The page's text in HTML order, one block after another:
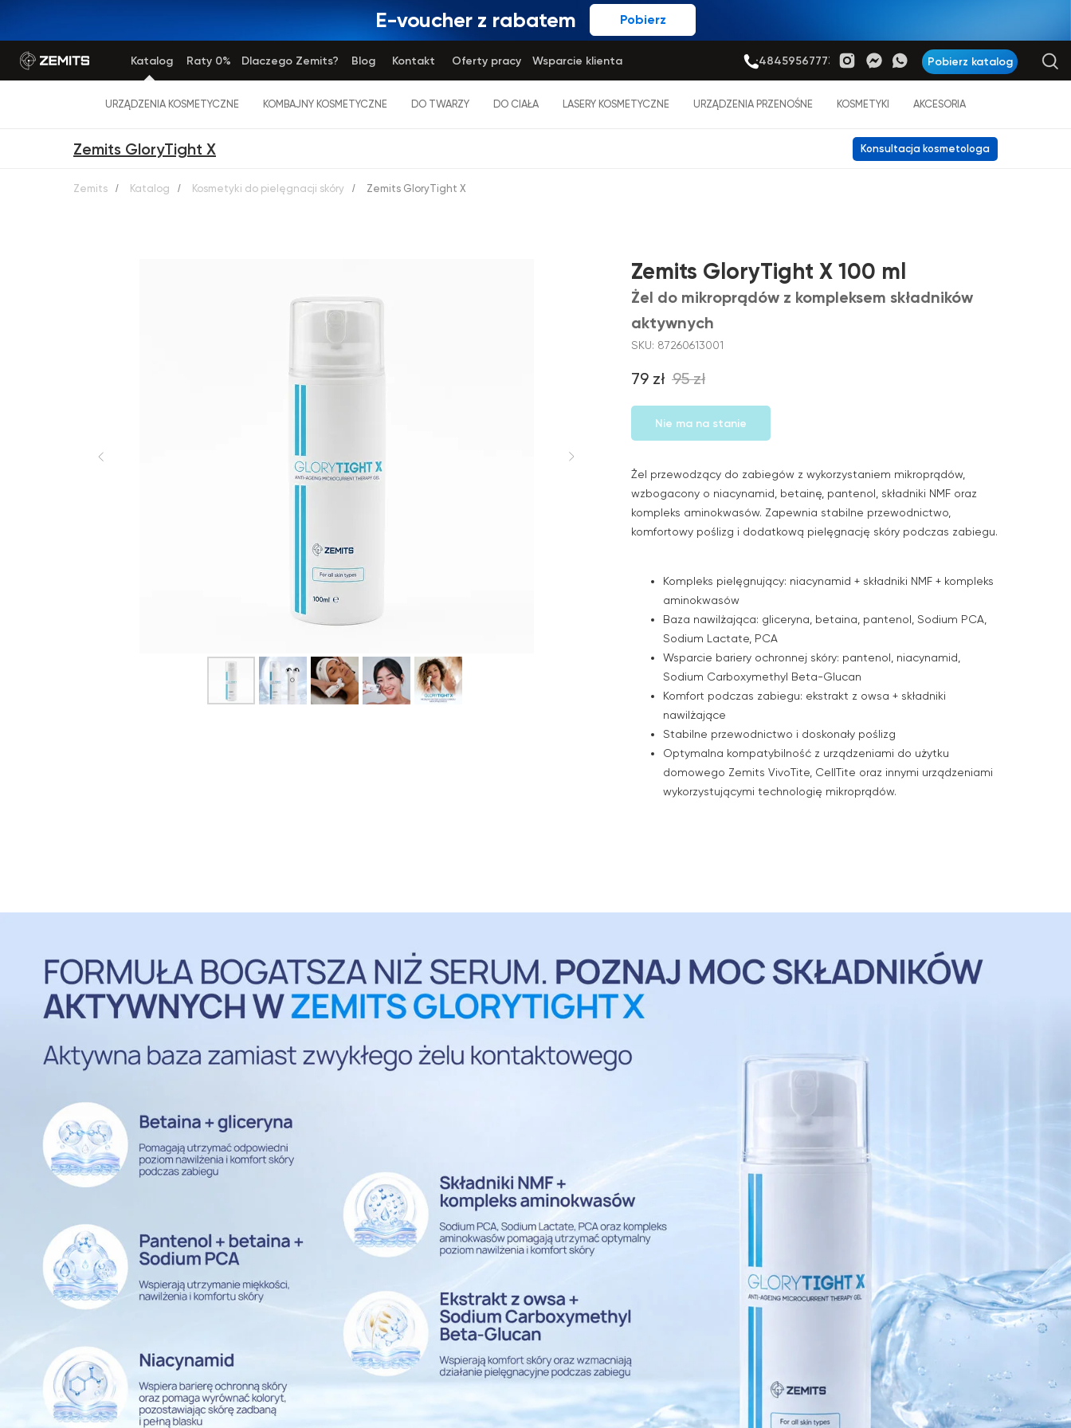
Pobierz
E-voucher z rabatem
Pobierz katalog
Katalog +48459567773
Blog
Raty 0% Dlaczego Zemits? Kontakt Oferty pracy Wsparcie klienta
URZĄDZENIA KOSMETYCZNE KOMBAJNY KOSMETYCZNE DO TWARZY DO CIAŁA LASERY KOSMETYCZNE URZĄDZENIA PRZENOŚNE KOSMETYKI AKCESORIA
Zemits GloryTight X Konsultacja kosmetologa
Zemits / Katalog / Kosmetyki do pielęgnacji skóry / Zemits GloryTight X
Zemits GloryTight X 100 ml
Żel do mikroprądów z kompleksem składników
aktywnych
SKU: 87260613001
79 zł 95 zł
Nie ma na stanie
Żel przewodzący do zabiegów z wykorzystaniem mikroprądów,
wzbogacony o niacynamid, betainę, pantenol, składniki NMF oraz
kompleks aminokwasów. Zapewnia stabilne przewodnictwo,
komfortowy poślizg i dodatkową pielęgnację skóry podczas zabiegu.
Kompleks pielęgnujący: niacynamid + składniki NMF + kompleks
aminokwasów
Baza nawilżająca: gliceryna, betaina, pantenol, Sodium PCA,
Sodium Lactate, PCA
Wsparcie bariery ochronnej skóry: pantenol, niacynamid,
Sodium Carboxymethyl Beta-Glucan
Komfort podczas zabiegu: ekstrakt z owsa + składniki
nawilżające
Stabilne przewodnictwo i doskonały poślizg
Optymalna kompatybilność z urządzeniami do użytku
domowego Zemits VivoTite, CellTite oraz innymi urządzeniami
wykorzystującymi technologię mikroprądów.